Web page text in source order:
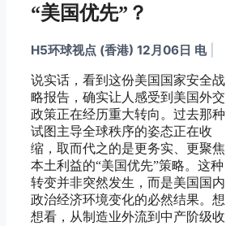
“美国优先”？
H5环球视点 (香港) 12月06日 电
说实话，看到这份美国国家安全战
略报告，确实让人感受到美国外交
政策正在经历重大转向。过去那种
试图主导全球秩序的姿态正在收
缩，取而代之的是更务实、更聚焦
本土利益的“美国优先”策略。这种
转变并非突然发生，而是美国国内
政治经济环境变化的必然结果。想
想看，从制造业外流到中产阶级收